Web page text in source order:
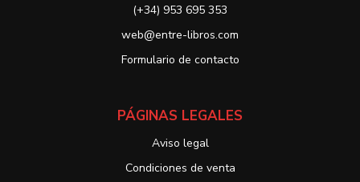
(+34) 953 695 353
web@entre-libros.com
Formulario de contacto
PÁGINAS LEGALES
Aviso legal
Condiciones de venta